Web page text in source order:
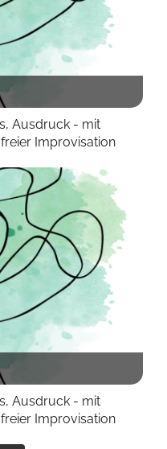
Ausdruck - mit
Improvisation
Ausdruck - mit
Improvisation